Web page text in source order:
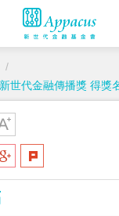
世代金融傳播獎 得獎